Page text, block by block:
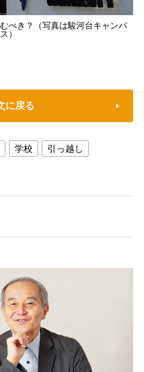
べき？（写真は駿河台キャンパ
ス）
に戻る
学校
引っ越し